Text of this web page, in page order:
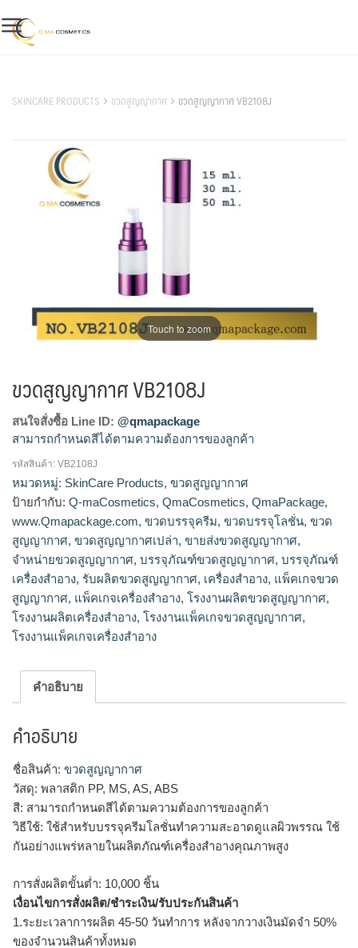
to
content
SKINCARE PRODUCTS ขวดสูญญากาศ ขวดสูญญากาศ VB2108J
Touch to zoom
ขวดสูญญากาศ VB2108J
สนใจสั่งซื้อ Line ID: @qmapackage
สามารถกำหนดสีได้ตามความต้องการของลูกค้า
โรงงานผลิตขวดสูญญากาศ,ขายส่งขวดสูญญากาศ,จำหน่ายขวด
สูญญากาศ,รับผลิตขวดสูญญากาศ
รหัสสินค้า: VB2108J
หมวดหมู่: SkinCare Products, ขวดสูญญากาศ
ป้ายกำกับ: Q-maCosmetics, QmaCosmetics, QmaPackage,
www.Qmapackage.com, ขวดบรรจุครีม, ขวดบรรจุโลชั่น, ขวด
สูญญากาศ, ขวดสูญญากาศเปล่า, ขายส่งขวดสูญญากาศ,
จำหน่ายขวดสูญญากาศ, บรรจุภัณฑ์ขวดสูญญากาศ, บรรจุภัณฑ์
เครื่องสำอาง, รับผลิตขวดสูญญากาศ, เครื่องสำอาง, แพ็คเกจขวด
สูญญากาศ, แพ็คเกจเครื่องสำอาง, โรงงานผลิตขวดสูญญากาศ,
โรงงานผลิตเครื่องสำอาง, โรงงานแพ็คเกจขวดสูญญากาศ,
โรงงานแพ็คเกจเครื่องสำอาง
คำอธิบาย
คำอธิบาย
ชื่อสินค้า: ขวดสูญญากาศ
วัสดุ: พลาสติก PP, MS, AS, ABS
สี: สามารถกำหนดสีได้ตามความต้องการของลูกค้า
วิธีใช้: ใช้สำหรับบรรจุครีมโลชั่นทำความสะอาดดูแลผิวพรรณ ใช้
กันอย่างแพร่หลายในผลิตภัณฑ์เครื่องสำอางคุณภาพสูง
การสั่งผลิตขั้นต่ำ: 10,000 ชิ้น
เงื่อนไขการสั่งผลิต/ชำระเงิน/รับประกันสินค้า
1.ระยะเวลาการผลิต 45-50 วันทำการ หลังจากวางเงินมัดจำ 50%
ของจำนวนสินค้าทั้งหมด